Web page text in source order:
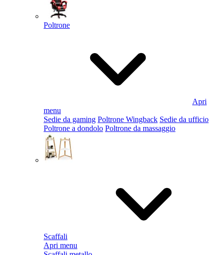
Poltrone
Apri
menu
Sedie da gaming Poltrone Wingback Sedie da ufficio
Poltrone a dondolo Poltrone da massaggio
Scaffali
Apri menu